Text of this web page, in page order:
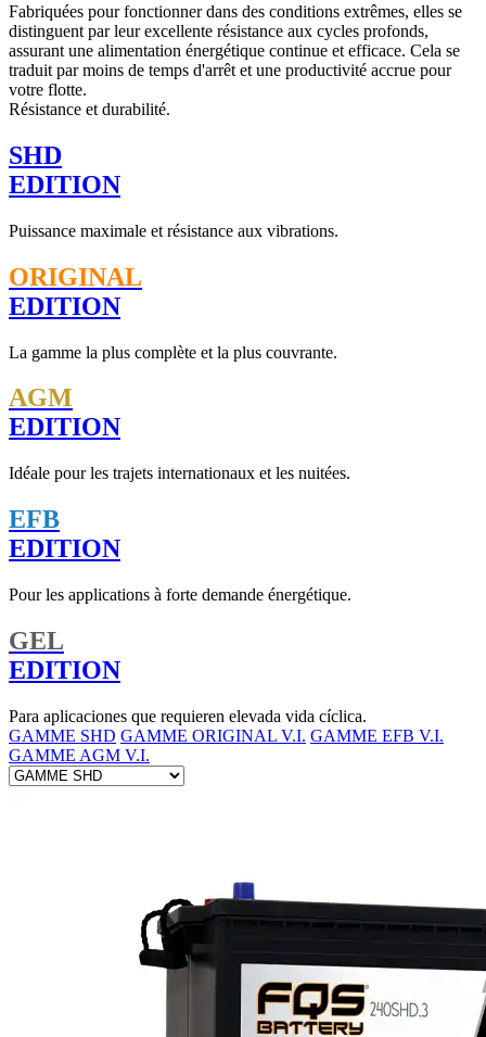
Fabriquées pour fonctionner dans des conditions extrêmes, elles se
distinguent par leur excellente résistance aux cycles profonds,
assurant une alimentation énergétique continue et efficace. Cela se
traduit par moins de temps d'arrêt et une productivité accrue pour
votre flotte.
Résistance et durabilité.
SHD
EDITION
Puissance maximale et résistance aux vibrations.
ORIGINAL
EDITION
La gamme la plus complète et la plus couvrante.
AGM
EDITION
Idéale pour les trajets internationaux et les nuitées.
EFB
EDITION
Pour les applications à forte demande énergétique.
GEL
EDITION
Para aplicaciones que requieren elevada vida cíclica.
GAMME SHD GAMME ORIGINAL V.I. GAMME EFB V.I.
GAMME AGM V.I.